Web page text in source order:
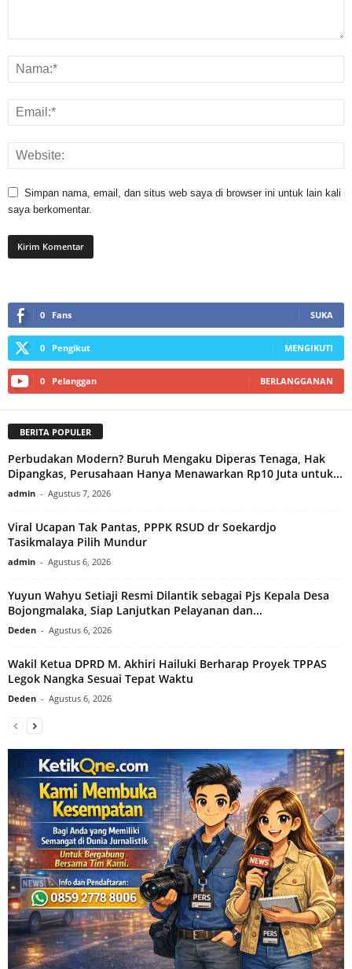
Simpan nama, email, dan situs web saya di browser ini untuk lain kali
saya berkomentar.
0 Fans SUKA
0 Pengikut MENGIKUTI
0 Pelanggan BERLANGGANAN
BERITA POPULER
Perbudakan Modern? Buruh Mengaku Diperas Tenaga, Hak
Dipangkas, Perusahaan Hanya Menawarkan Rp10 Juta untuk...
admin - Agustus 7, 2026
Viral Ucapan Tak Pantas, PPPK RSUD dr Soekardjo
Tasikmalaya Pilih Mundur
admin - Agustus 6, 2026
Yuyun Wahyu Setiaji Resmi Dilantik sebagai Pjs Kepala Desa
Bojongmalaka, Siap Lanjutkan Pelayanan dan...
Deden - Agustus 6, 2026
Wakil Ketua DPRD M. Akhiri Hailuki Berharap Proyek TPPAS
Legok Nangka Sesuai Tepat Waktu
Deden - Agustus 6, 2026